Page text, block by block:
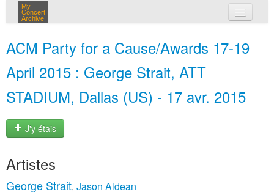
My
Concert
Archive
ACM Party for a Cause/Awards 17-19
April 2015 : George Strait, ATT
STADIUM, Dallas (US) - 17 avr. 2015
J'y étais
Artistes
George Strait, Jason Aldean